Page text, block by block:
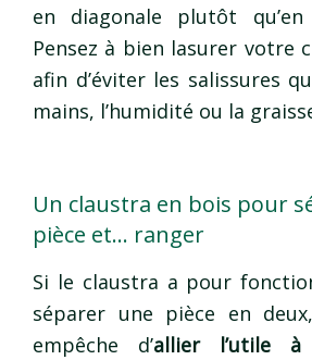
en diagonale plutôt
Pensez à bien lasurer votre
afin d’éviter les salissures
mains, l’humidité ou la
Un claustra en bois pour
pièce et… ranger
Si le claustra a pour
séparer une pièce en
empêche d’allier l’utile à